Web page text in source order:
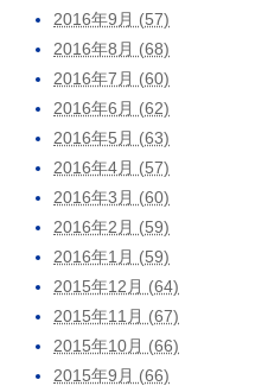
2016年9月 (57)
2016年8月 (68)
2016年7月 (60)
2016年6月 (62)
2016年5月 (63)
2016年4月 (57)
2016年3月 (60)
2016年2月 (59)
2016年1月 (59)
2015年12月 (64)
2015年11月 (67)
2015年10月 (66)
2015年9月 (66)